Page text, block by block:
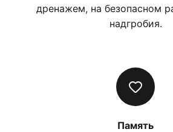
дренажем, на безопасном
надгробия.
Память